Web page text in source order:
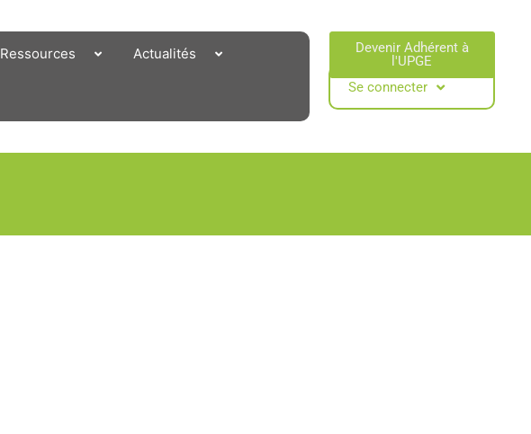
Ressources Actualités
Devenir Adhérent à
l'UPGE​
Se connecter